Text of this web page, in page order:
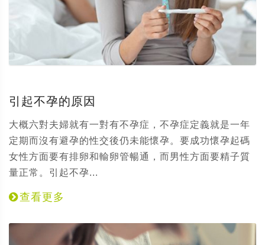
引起不孕的原因
大概六對夫婦就有一對有不孕症，不孕症定義就是一年
定期而沒有避孕的性交後仍未能懷孕。要成功懷孕起碼
女性方面要有排卵和輸卵管暢通，而男性方面要精子質
量正常。引起不孕...
查看更多